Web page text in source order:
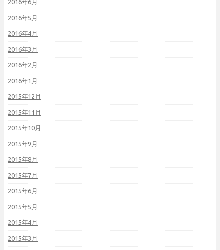
2016年6月
2016年5月
2016年4月
2016年3月
2016年2月
2016年1月
2015年12月
2015年11月
2015年10月
2015年9月
2015年8月
2015年7月
2015年6月
2015年5月
2015年4月
2015年3月